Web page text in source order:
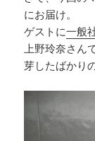
にお届け。
ゲストに一般
上野玲奈さん
芽したばかり